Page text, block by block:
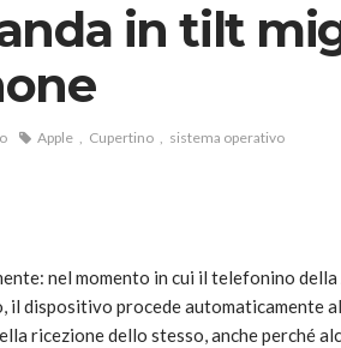
in tilt
Apple Cupertino sistema operativo
nel momento in cui il telefonino
il dispositivo procede automaticamente
ricezione dello stesso, anche perché